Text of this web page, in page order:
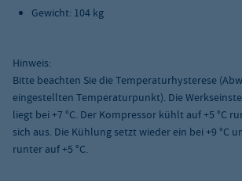
Gewicht: 104 kg
Hinweis:
Bitte beachten Sie die Temperaturhysterese
eingestellten Temperaturpunkt). Die
liegt bei +7 °C. Der Kompressor kühlt auf +5 °C
sich aus. Die Kühlung setzt wieder ein bei +9 °C
runter auf +5 °C.